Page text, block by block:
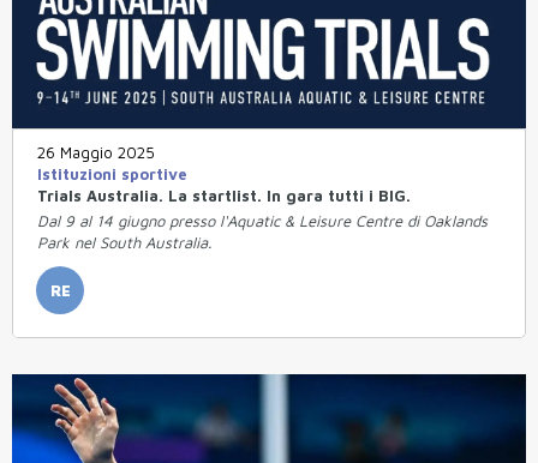
26 Maggio 2025
Istituzioni sportive
Trials Australia. La startlist. In gara tutti i BIG.
Dal 9 al 14 giugno presso l'Aquatic & Leisure Centre di Oaklands
Park nel South Australia.
RE